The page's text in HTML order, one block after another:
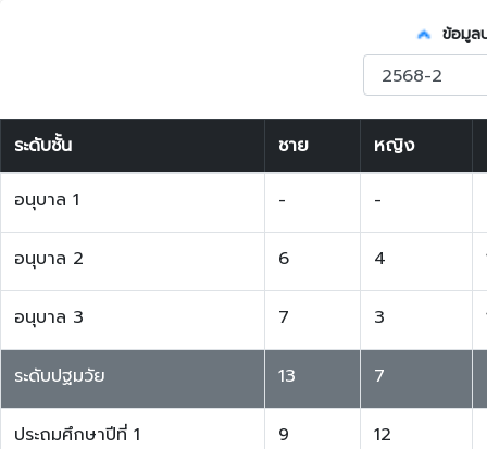
ข้อมูล
ระดับชั้น ชาย หญิง
อนุบาล 1 - -
อนุบาล 2 6 4
อนุบาล 3 7 3
ระดับปฐมวัย 13 7
ประถมศึกษาปีที่ 1 9 12